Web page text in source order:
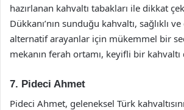
hazırlanan kahvaltı tabakları ile dikkat
Dükkanı’nın sunduğu kahvaltı, sağlıklı
alternatif arayanlar için mükemmel bir
mekanın ferah ortamı, keyifli bir
7. Pideci Ahmet
Pideci Ahmet, geleneksel Türk